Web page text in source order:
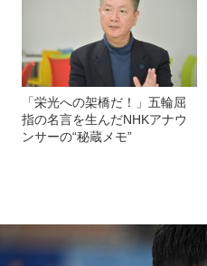
「栄光への架橋だ！」五輪屈
指の名言を生んだNHKアナウ
ンサーの“秘蔵メモ”